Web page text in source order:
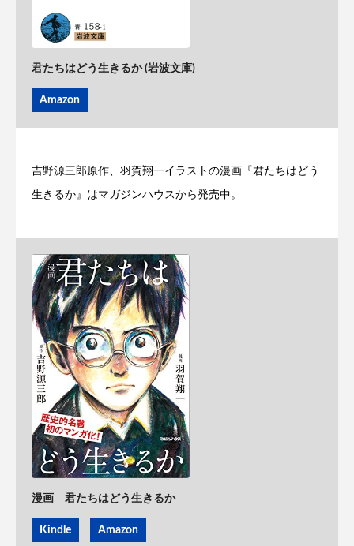
君たちはどう生きるか (岩波文庫)
Amazon
吉野源三郎原作、羽賀翔一イラストの漫画『君たちはどう
生きるか』はマガジンハウスから発売中。
漫画 君たちはどう生きるか
Kindle Amazon